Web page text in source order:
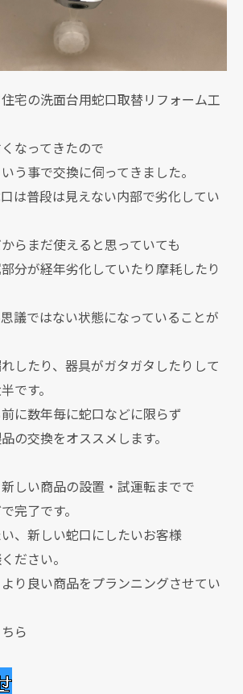
宅の洗面台用蛇口取替リフォーム工
なってきたので
う事で交換に伺ってきました。
は普段は見えない内部で劣化してい
らまだ使えると思っていても
分が経年劣化していたり摩耗したり
議ではない状態になっていることが
したり、器具がガタガタしたりして
です。
に数年毎に蛇口などに限らず
の交換をオススメします。
しい商品の設置・試運転までで
完了です。
、新しい蛇口にしたいお客様
ださい。
り良い商品をプランニングさせてい
ら